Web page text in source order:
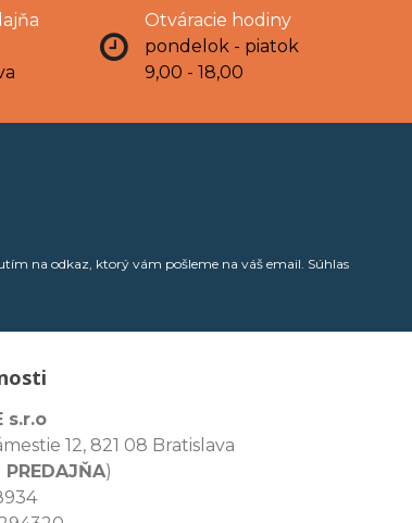
Otváracie hodiny
pondelok - piatok
9,00 - 18,00
na odkaz, ktorý vám pošleme na váš email. Súhlas
s.r.o
12, 821 08 Bratislava
)